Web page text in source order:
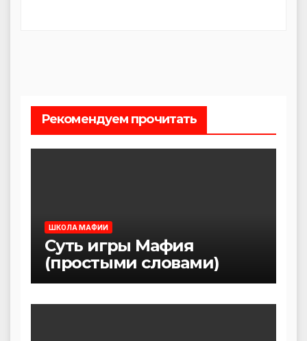
Рекомендуем прочитать
ШКОЛА МАФИИ
Суть игры Мафия
(простыми словами)